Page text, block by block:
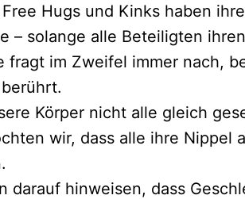
Hugs und Kinks haben
– solange alle Beteiligten
fragt im Zweifel immer nach,
Körper nicht alle gleich
wir, dass alle ihre Nippel
darauf hinweisen, dass